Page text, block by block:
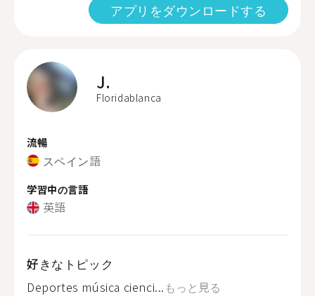
アプリをダウンロードする
J.
Floridablanca
流暢
スペイン語
学習中の言語
英語
好きなトピック
Deportes música cienci... もっと見る